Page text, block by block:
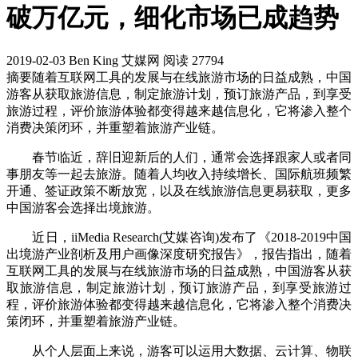
破万亿元，细化市场已成趋势
2019-02-03 Ben King 艾媒网 阅读 27794
摘要随着互联网工具的发展与在线旅游市场的日益成熟，中国
游客从获取旅游信息，制定旅游计划，预订旅游产品，到享受
旅游过程，评价旅游体验都变得越来越信息化，它将渗入整个
消费决策闭环，并重塑着旅游产业链。
春节临近，辞旧迎新后的人们，通常会选择跟家人或者同
事朋友等一起去旅游。随着人均收入持续增长、国际航班频繁
开通、签证政策不断放宽，以及在线旅游信息更易获取，更多
中国游客会选择出境旅游。
近日，iiMedia Research(艾媒咨询)发布了《2018-2019中国
出境游产业剖析及用户画像深度研究报告》，报告指出，随着
互联网工具的发展与在线旅游市场的日益成熟，中国游客从获
取旅游信息，制定旅游计划，预订旅游产品，到享受旅游过
程，评价旅游体验都变得越来越信息化，它将渗入整个消费决
策闭环，并重塑着旅游产业链。
从个人层面上来说，游客可以运用大数据、云计算、物联